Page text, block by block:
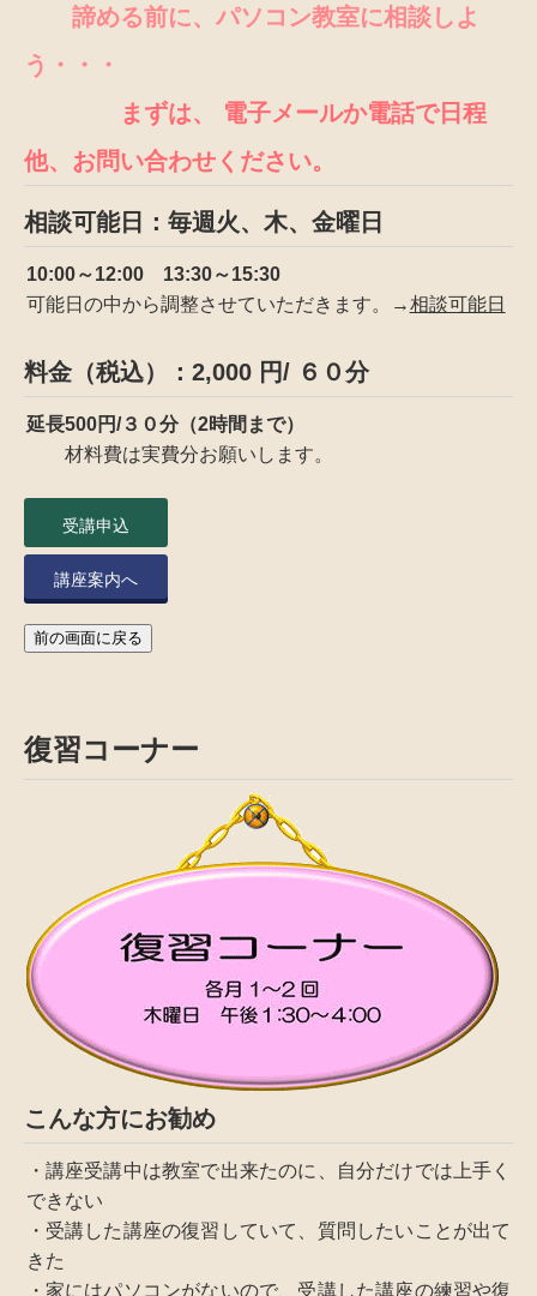
諦める前に、パソコン教室に相談しよ
う・・・
まずは、 電子メールか電話で日程
他、お問い合わせください。
相談可能日：毎週火、木、金曜日
10:00～12:00 13:30～15:30
可能日の中から調整させていただきます。→相談可能日
料金（税込）：2,000 円/ ６０分
延長500円/３０分（2時間まで）
材料費は実費分お願いします。
受講申込
講座案内へ
前の画面に戻る
復習コーナー
こんな方にお勧め
・講座受講中は教室で出来たのに、自分だけでは上手く
できない
・受講した講座の復習していて、質問したいことが出て
きた
・家にはパソコンがないので、受講した講座の練習や復